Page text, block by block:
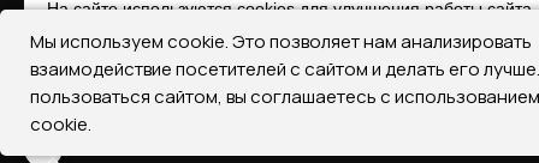
На сайте используются cookies для улучшения работы сайта.
Принять все Отклонить все Настроить
Регистрация № 290393787,
Мы используем cookie. Это позволяет нам анализировать
взаимодействие посетителей с сайтом и делать его
пользоваться сайтом, вы соглашаетесь с
cookie.